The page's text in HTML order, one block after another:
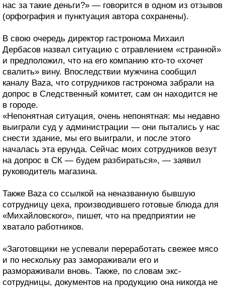
нас за такие деньги?» — говорится в одном из отзывов
(орфография и пунктуация автора сохранены).
В свою очередь директор гастронома Михаил
Дербасов назвал ситуацию с отравлением «странной»
и предположил, что на его компанию кто-то «хочет
свалить» вину. Впоследствии мужчина сообщил
каналу Baza, что сотрудников гастронома забрали на
допрос в Следственный комитет, сам он находится не
в городе.
«Непонятная ситуация, очень непонятная: мы недавно
выиграли суд у администрации — они пытались у нас
снести здание, мы его выиграли, и после этого
началась эта ерунда. Сейчас моих сотрудников везут
на допрос в СК — будем разбираться», — заявил
руководитель магазина.
Также Baza со ссылкой на неназванную бывшую
сотрудницу цеха, производившего готовые блюда для
«Михайловского», пишет, что на предприятии не
хватало работников.
«Заготовщики не успевали переработать свежее мясо
и по нескольку раз замораживали его и
размораживали вновь. Также, по словам экс-
сотрудницы, документов на продукцию она никогда не